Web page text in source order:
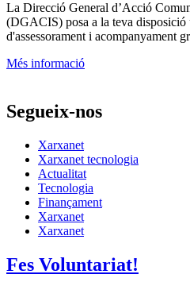
La Direcció General d’Acció
(DGACIS) posa a la teva
d'assessorament i acompanyament
Més informació
Segueix-nos
Xarxanet
Xarxanet tecnologia
Actualitat
Tecnologia
Finançament
Xarxanet
Xarxanet
Fes Voluntariat!